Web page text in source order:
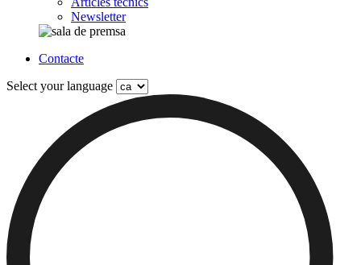
Newsletter
Contacte
Select your language